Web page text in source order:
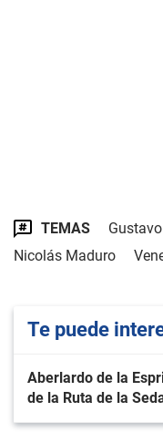
TEMAS
Nicolás Maduro
Te puede
Aberlardo de la
de la Ruta de la